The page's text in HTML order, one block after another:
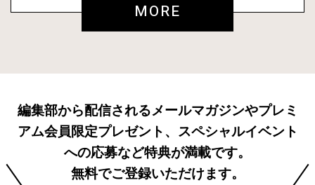
MORE
編集部から配信されるメールマガジンやプレミ
アム会員限定プレゼント、スペシャルイベント
への応募など特典が満載です。
無料でご登録いただけます。